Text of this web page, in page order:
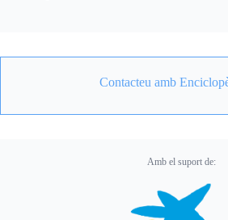
Contacteu amb
Amb el suport de: